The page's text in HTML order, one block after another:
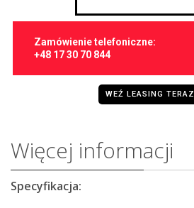
Zamówienie telefoniczne:
+48 17 30 70 844
WEŹ LEASING TERAZ
Więcej informacji
Specyfikacja: